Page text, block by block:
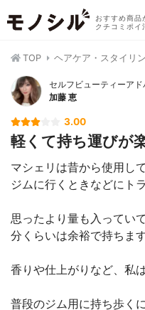
おすすめ商品
クチコミポイ
TOP ヘアケア・スタイリ
セルフビューティーア
加藤 恵
3.00
軽くて持ち運びが
マシェリは昔から使用し
ジムに行くときなどにト
思ったより量も入ってい
分くらいは余裕で持ちます
香りや仕上がりなど、私
普段のジム用に持ち歩く